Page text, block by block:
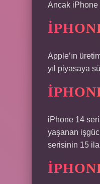
Ancak iPhone
Apple’ın
yıl piyasaya
iPhone 14
yaşanan
serisinin 15